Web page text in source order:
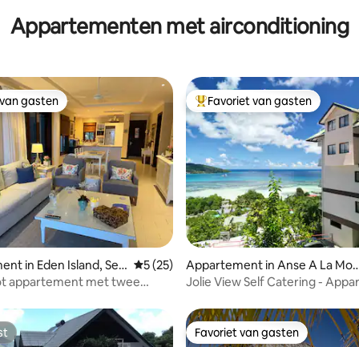
Appartementen met airconditioning
van 4,91 uit 5, 23 recensies
gasten
gasten
in Eden Island, Sey
Gemiddelde beoordeling van 5 uit 5, 25
5 (25)
appartement met twee
Topfavoriet van gasten
Favoriet van gasten
Appartement in Anse A La
he
Jolie View Self Catering -
Favoriet van gasten
Favoriet van gasten